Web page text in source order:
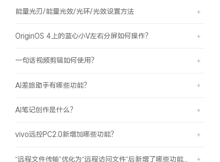
能量光刃/能量光效/光环/光效设置方法
OriginOS 4上的蓝心小V左右分屏如何操作？
一句话视频剪辑如何使用？
AI差旅助手有哪些功能？
AI笔记创作是什么？
vivo远控PC2.0新增加哪些功能？